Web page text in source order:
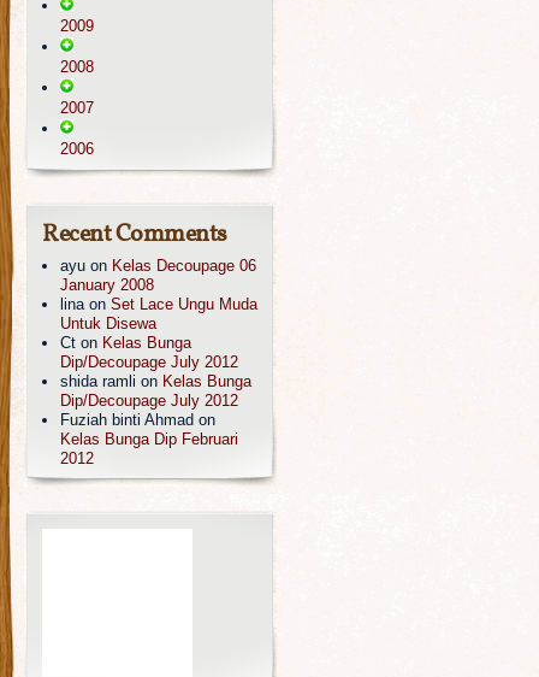
2009
2008
2007
2006
Recent Comments
ayu on Kelas Decoupage 06
January 2008
linaon Set Lace Ungu Muda
Untuk Disewa
Ct on Kelas Bunga
Dip/Decoupage July 2012
shida ramli on Kelas Bunga
Dip/Decoupage July 2012
Fuziah binti Ahmad on
Kelas Bunga Dip Februari
2012